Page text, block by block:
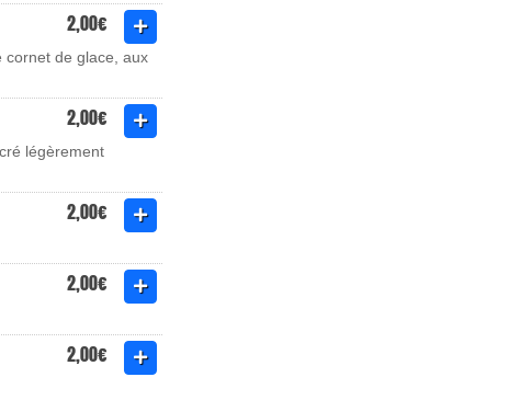
2,00€
cornet de glace, aux
2,00€
légèrement
2,00€
2,00€
2,00€